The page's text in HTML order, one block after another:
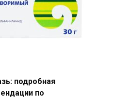
подробная
по